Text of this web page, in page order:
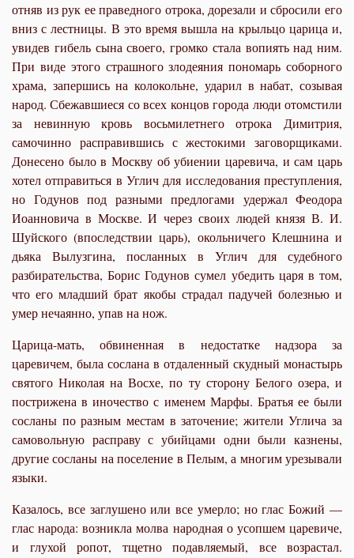
отняв из рук ее праведного отрока, дорезали и сбросили его
вниз с лестницы. В это время вышла на крыльцо царица и,
увидев гибель сына своего, громко стала вопиять над ним.
При виде этого страшного злодеяния пономарь соборного
храма, запершись на колокольне, ударил в набат, созывая
народ. Сбежавшиеся со всех концов города люди отомстили
за невинную кровь восьмилетнего отрока Димитрия,
самочинно расправившись с жестокими заговорщиками.
Донесено было в Москву об убиении царевича, и сам царь
хотел отправиться в Углич для исследования преступления,
но Годунов под разными предлогами удержал Феодора
Иоанновича в Москве. И через своих людей князя В. И.
Шуйского (впоследствии царь), окольничего Клешнина и
дьяка Вылузгина, посланных в Углич для судебного
разбирательства, Борис Годунов сумел убедить царя в том,
что его младший брат якобы страдал падучей болезнью и
умер нечаянно, упав на нож.
Царица-мать, обвиненная в недостатке надзора за
царевичем, была сослана в отдаленный скудный монастырь
святого Николая на Восхе, по ту сторону Белого озера, и
пострижена в иночество с именем Марфы. Братья ее были
сосланы по разным местам в заточение; жители Углича за
самовольную расправу с убийцами одни были казнены,
другие сосланы на поселение в Пелым, а многим урезывали
языки.
Казалось, все заглушено или все умерло; но глас Божий —
глас народа: возникла молва народная о усопшем царевиче,
и глухой ропот, тщетно подавляемый, все возрастал.